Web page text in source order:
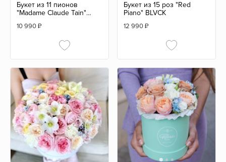
Букет из 11 пионов
"Madame Claude Tain"
10 990₽
Букет из 15 роз "Red
Piano" BLVCK
12 990₽